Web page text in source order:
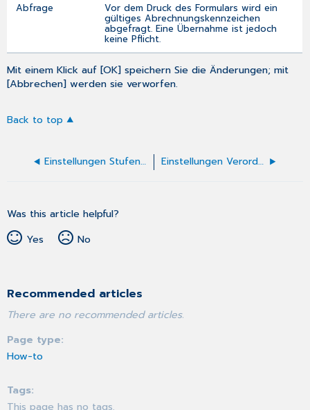
Abfrage Vor dem Druck des Formulars wird ein
gültiges Abrechnungskennzeichen
abgefragt. Eine Übernahme ist jedoch
keine Pflicht.
Mit einem Klick auf [OK] speichern Sie die Änderungen; mit
[Abbrechen] werden sie verworfen.
Back to top
Einstellungen Stufenweise Wiedereingliederung (F3110/F3112) Einstellungen Verordnung Ergotherapie (F2402)
Was this article helpful?
Yes
No
Recommended articles
There are no recommended articles.
Page type
How-to
Tags
This page has no tags.